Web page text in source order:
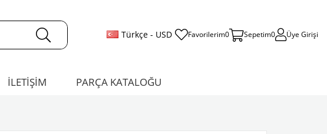
Türkçe - USD Favorilerim0 Sepetim0 Üye Girişi
İLETİŞİM PARÇA KATALOĞU